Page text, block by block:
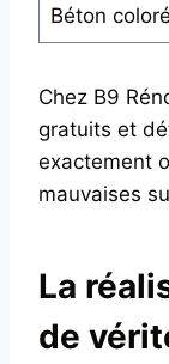
Béton coloré
Chez B9
gratuits et
exactement
mauvaises
La
de